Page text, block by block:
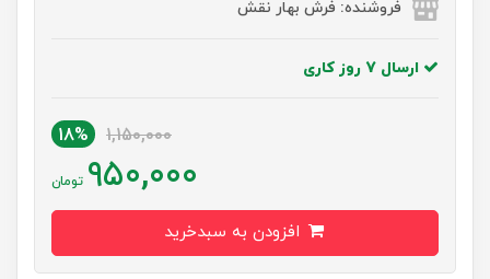
فروشنده: فرش بهار نقش
ارسال 7 روز کاری
1,150,000
18%
950,000 تومان